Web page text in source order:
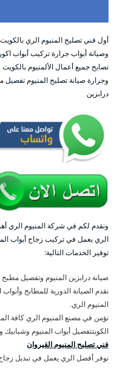
أول فني تصليح المنيوم الري
تصايح جميع أعمال الألمنيوم
وجرارة صيانة تصليح المنيوم تفصيل
درابزين
ونقدم لكم في شركة المنيوم الري
الري يعمل في تركيب زجاج أبواب
توفير الخدمات التالية:
صيانة درابزين المنيوم وتفصيل مطبخ
نقدم الصيانة الدورية للمطابخ
المنيوم الري.
نؤمن في مصنع المنيوم الري كافة
الكويتتفصيل أبواب المنيوم
فني تصليح المنيوم القيروان
نوفر أفضل الري يعمل في تبديل